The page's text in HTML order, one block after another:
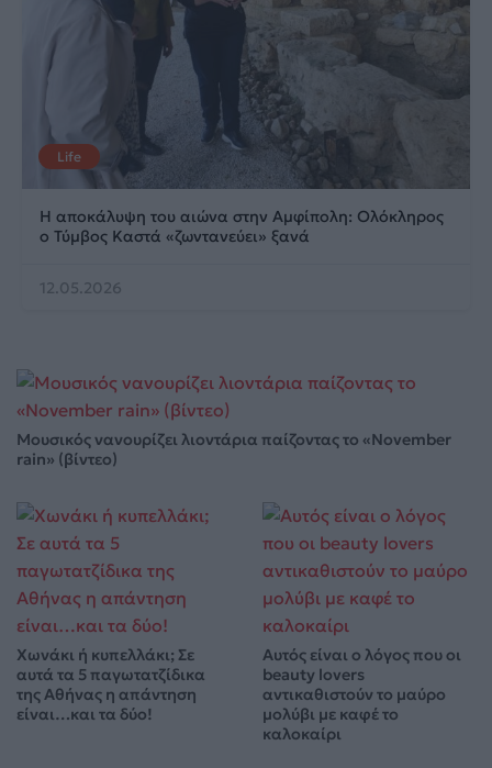
Life
Η αποκάλυψη του αιώνα στην Αμφίπολη: Ολόκληρος
ο Τύμβος Καστά «ζωντανεύει» ξανά
12.05.2026
Μουσικός νανουρίζει λιοντάρια παίζοντας το «November
rain» (βίντεο)
Χωνάκι ή κυπελλάκι; Σε
αυτά τα 5 παγωτατζίδικα
της Αθήνας η απάντηση
είναι…και τα δύο!
Αυτός είναι ο λόγος που οι
beauty lovers
αντικαθιστούν το μαύρο
μολύβι με καφέ το
καλοκαίρι